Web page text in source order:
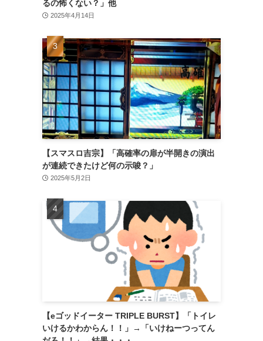
るの怖くない？」他
2025年4月14日
【スマスロ吉宗】「高確率の扉が半開きの演出
が連続できたけど何の示唆？」
2025年5月2日
【eゴッドイーター TRIPLE BURST】「トイレ
いけるかわからん！！」→「いけねーつってん